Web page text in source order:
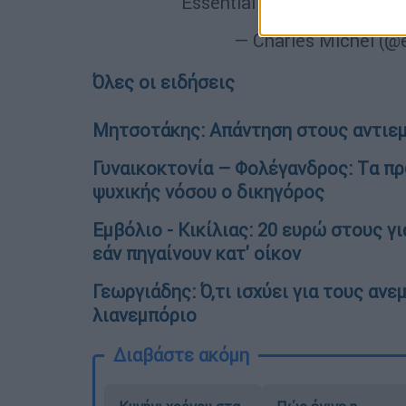
— Charles Michel
Όλες οι ειδήσεις
Μητσοτάκης: Απάντηση στους
Γυναικοκτονία – Φολέγανδρος: Tα
ψυχικής νόσου ο δικηγόρος
Εμβόλιο - Κικίλιας: 20 ευρώ στους
εάν πηγαίνουν κατ' οίκον
Γεωργιάδης: Ό,τι ισχύει για τους
λιανεμπόριο
Διαβάστε ακόμη